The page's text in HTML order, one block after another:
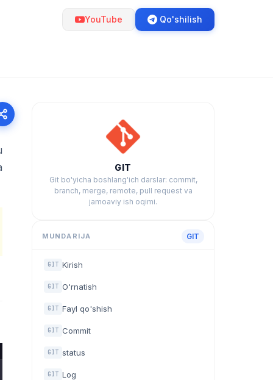
YouTube Qo'shilish
GIT
Git bo'yicha boshlang'ich darslar: commit,
branch, merge, remote, pull request va
jamoaviy ish oqimi.
MUNDARIJA GIT
GIT Kirish
GIT O'rnatish
GIT Fayl qo'shish
GIT Commit
GIT status
GIT Log